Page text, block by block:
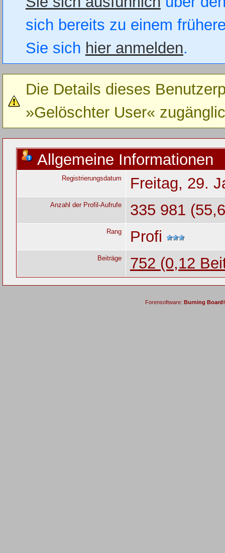
sich bereits zu einem
Sie sich hier anmelden.
Die Details dieses
»Gelöschter User«
Allgemeine Informationen
Registrierungsdatum Freitag, 29.
Anzahl der Profil-Aufrufe 335 981
Rang Profi
Beiträge 752 (0,12
Forensoftware: Burning